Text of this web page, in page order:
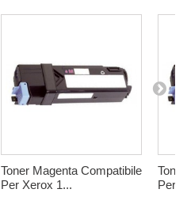
Toner Magenta Compatibile
Per Xerox 1...
Per